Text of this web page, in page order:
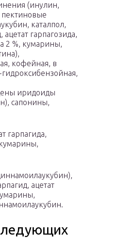
(инулин,
пектиновые
каталпол,
ацетат гарпагозида,
2 %, кумарины,
кофейная, в
иридоиды
сапонины,
гарпагида,
ацетат